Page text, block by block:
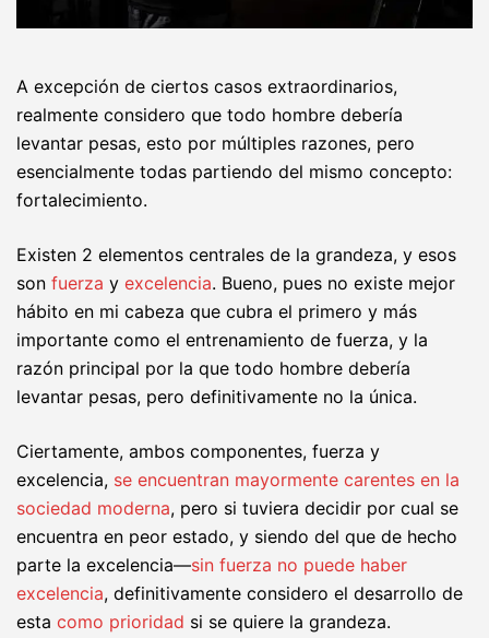
A excepción de ciertos casos extraordinarios,
realmente considero que todo hombre debería
levantar pesas, esto por múltiples razones, pero
esencialmente todas partiendo del mismo concepto:
fortalecimiento.
Existen 2 elementos centrales de la grandeza, y esos
son fuerza y excelencia. Bueno, pues no existe mejor
hábito en mi cabeza que cubra el primero y más
importante como el entrenamiento de fuerza, y la
razón principal por la que todo hombre debería
levantar pesas, pero definitivamente no la única.
Ciertamente, ambos componentes, fuerza y
excelencia, se encuentran mayormente carentes en la
sociedad moderna, pero si tuviera decidir por cual se
encuentra en peor estado, y siendo del que de hecho
parte la excelencia—sin fuerza no puede haber
excelencia, definitivamente considero el desarrollo de
esta como prioridad si se quiere la grandeza.